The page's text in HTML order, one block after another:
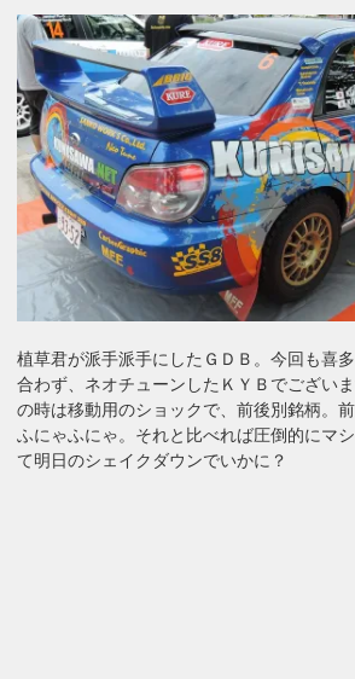
植草君が派手派手にしたＧＤＢ。今回も喜
合わず、ネオチューンしたＫＹＢでござい
の時は移動用のショックで、前後別銘柄。
ふにゃふにゃ。それと比べれば圧倒的にマ
て明日のシェイクダウンでいかに？